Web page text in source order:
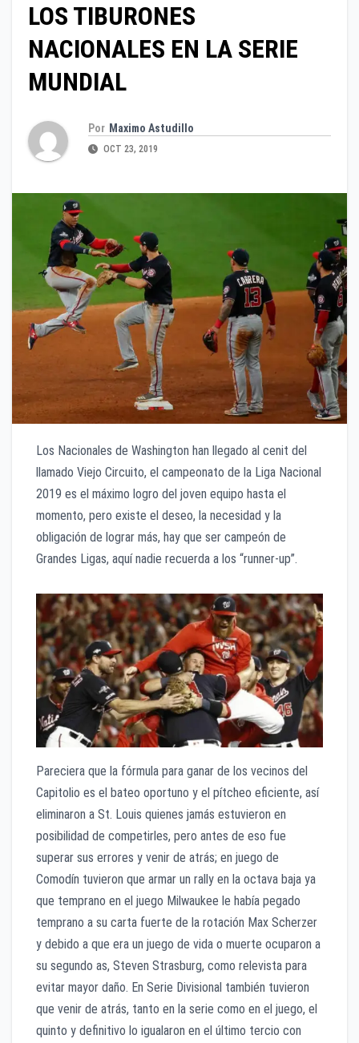
LOS TIBURONES
NACIONALES EN LA SERIE
MUNDIAL
Por Maximo Astudillo
OCT 23, 2019
Los Nacionales de Washington han llegado al cenit del
llamado Viejo Circuito, el campeonato de la Liga Nacional
2019 es el máximo logro del joven equipo hasta el
momento, pero existe el deseo, la necesidad y la
obligación de lograr más, hay que ser campeón de
Grandes Ligas, aquí nadie recuerda a los “runner-up”.
Pareciera que la fórmula para ganar de los vecinos del
Capitolio es el bateo oportuno y el pítcheo eficiente, así
eliminaron a St. Louis quienes jamás estuvieron en
posibilidad de competirles, pero antes de eso fue
superar sus errores y venir de atrás; en juego de
Comodín tuvieron que armar un rally en la octava baja ya
que temprano en el juego Milwaukee le había pegado
temprano a su carta fuerte de la rotación Max Scherzer
y debido a que era un juego de vida o muerte ocuparon a
su segundo as, Steven Strasburg, como relevista para
evitar mayor daño. En Serie Divisional también tuvieron
que venir de atrás, tanto en la serie como en el juego, el
quinto y definitivo lo igualaron en el último tercio con